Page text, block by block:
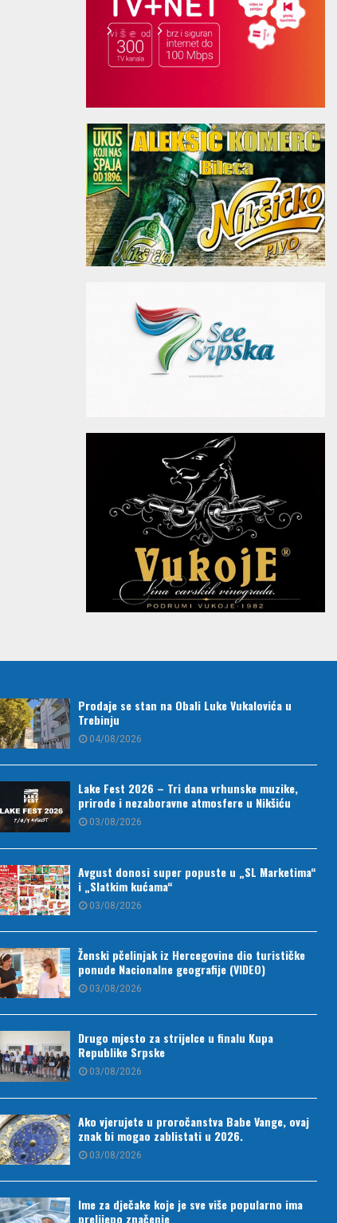
Prodaje se stan na Obali Luke Vukalovića u
Trebinju
04/08/2026
Lake Fest 2026 – Tri dana vrhunske muzike,
prirode i nezaboravne atmosfere u Nikšiću
03/08/2026
Avgust donosi super popuste u „SL Marketima“
i „Slatkim kućama“
03/08/2026
Ženski pčelinjak iz Hercegovine dio turističke
ponude Nacionalne geografije (VIDEO)
03/08/2026
Drugo mjesto za strijelce u finalu Kupa
Republike Srpske
03/08/2026
Ako vjerujete u proročanstva Babe Vange, ovaj
znak bi mogao zablistati u 2026.
03/08/2026
Ime za dječake koje je sve više popularno ima
prelijepo značenje